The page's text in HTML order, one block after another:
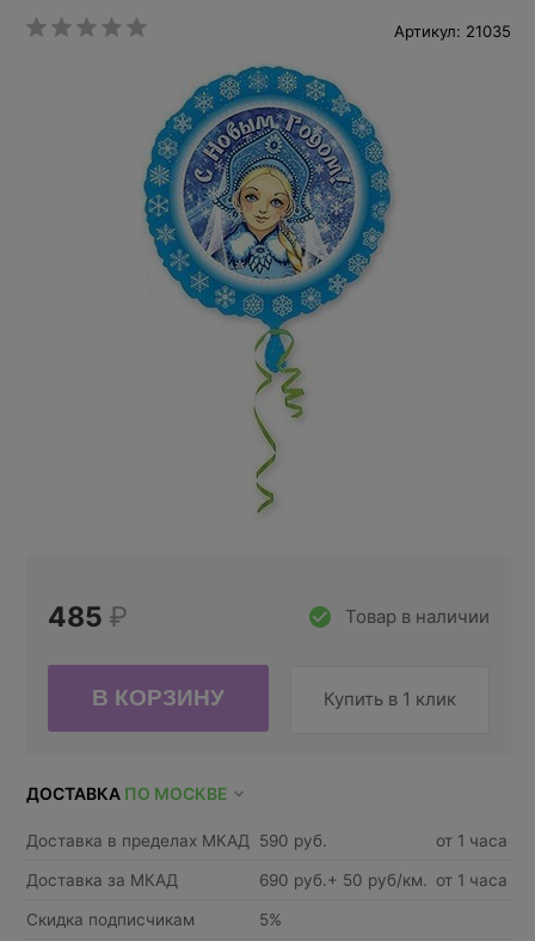
Артикул: 21035
Товар в наличии
485 ₽
Купить в 1 клик
ДОСТАВКА ПО МОСКВЕ
Доставка в пределах МКАД 590 руб. от 1 часа
Доставка за МКАД 690 руб.+ 50 руб/км. от 1 часа
Скидка подписчикам 5%